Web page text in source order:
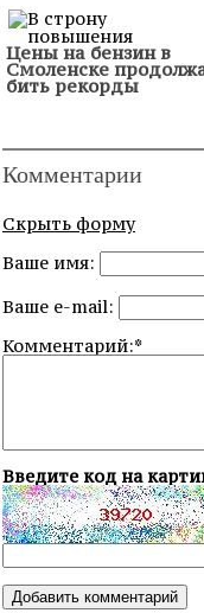
Цены на бензин в
Смоленске
бить рекорды
Комментарии
Скрыть форму
Ваше имя:
Ваше e-mail:
Комментарий:*
Введите код на